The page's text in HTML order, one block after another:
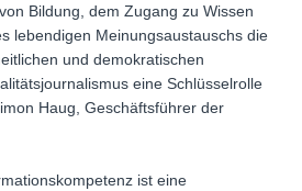
Bildung, dem Zugang zu Wissen
lebendigen Meinungsaustauschs die
und demokratischen
eine Schlüsselrolle
Haug, Geschäftsführer der
ist eine